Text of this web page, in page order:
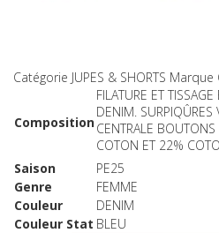
Catégorie JUPES & SHORTS Marque
Composition
FILATURE ET
DENIM. SURPIQÛRES
CENTRALE
COTON ET 22%
Saison
PE25
Genre
FEMME
Couleur
DENIM
Couleur Stat BLEU